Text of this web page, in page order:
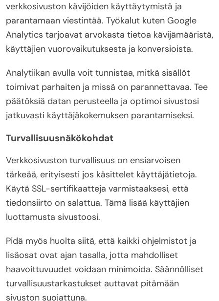
verkkosivuston kävijöiden käyttäytymistä ja
parantamaan viestintää. Työkalut kuten Google
Analytics tarjoavat arvokasta tietoa kävijämääristä,
käyttäjien vuorovaikutuksesta ja konversioista.
Analytiikan avulla voit tunnistaa, mitkä sisällöt
toimivat parhaiten ja missä on parannettavaa. Tee
päätöksiä datan perusteella ja optimoi sivustosi
jatkuvasti käyttäjäkokemuksen parantamiseksi.
Turvallisuusnäkökohdat
Verkkosivuston turvallisuus on ensiarvoisen
tärkeää, erityisesti jos käsittelet käyttäjätietoja.
Käytä SSL-sertifikaatteja varmistaaksesi, että
tiedonsiirto on salattua. Tämä lisää käyttäjien
luottamusta sivustoosi.
Pidä myös huolta siitä, että kaikki ohjelmistot ja
lisäosat ovat ajan tasalla, jotta mahdolliset
haavoittuvuudet voidaan minimoida. Säännölliset
turvallisuustarkastukset auttavat pitämään
sivuston suojattuna.